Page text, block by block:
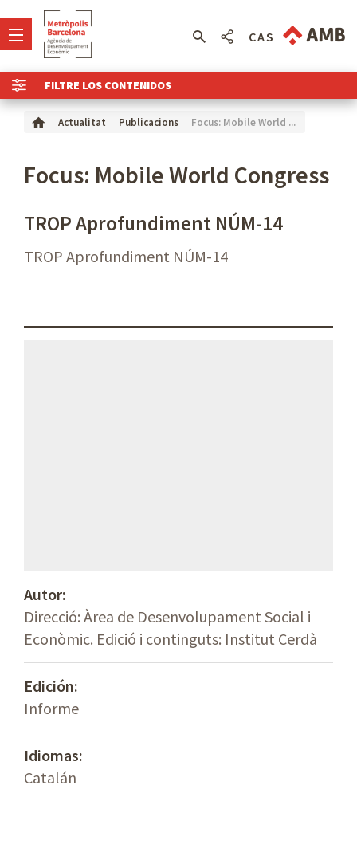
FILTRE LOS CONTENIDOS
CAS
Actualitat Publicacions Focus: Mobile World ...
Focus: Mobile World Congress
TROP Aprofundiment NÚM-14
TROP Aprofundiment NÚM-14
Autor:
Direcció: Àrea de Desenvolupament Social i
Econòmic. Edició i continguts: Institut Cerdà
Edición:
Informe
Idiomas:
Catalán